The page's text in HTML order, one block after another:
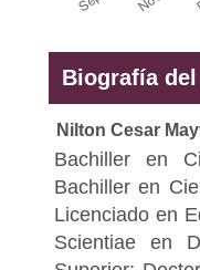
Biografía
Nilton Cesar
Bachiller en
Bachiller en
Licenciado en
Scientiae en